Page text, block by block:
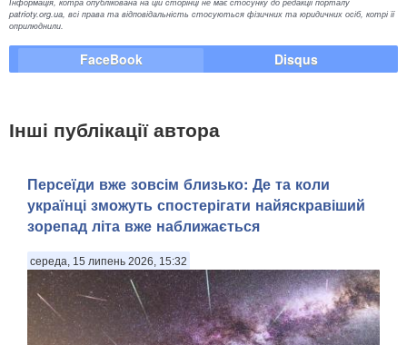
patrioty.org.ua, всі права та відповідальність стосуються фізичних та юридичних осіб, котрі її
оприлюднили.
FaceBook Disqus
Інші публікації автора
Персеїди вже зовсім близько: Де та коли
українці зможуть спостерігати найяскравіший
зорепад літа вже наближається
середа, 15 липень 2026, 15:32